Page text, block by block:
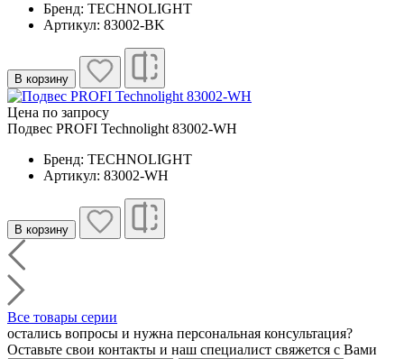
Бренд: TECHNOLIGHT
Артикул: 83002-BK
В корзину
Цена по запросу
Подвес PROFI Technolight 83002-WH
Бренд: TECHNOLIGHT
Артикул: 83002-WH
В корзину
Все товары серии
остались вопросы и нужна персональная консультация?
Оставьте свои контакты и наш специалист свяжется с Вами